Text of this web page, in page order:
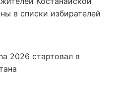
в списки избирателей
2026 стартовал в